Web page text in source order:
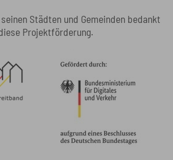
Städten und Gemeinden bedankt
Projektförderung.